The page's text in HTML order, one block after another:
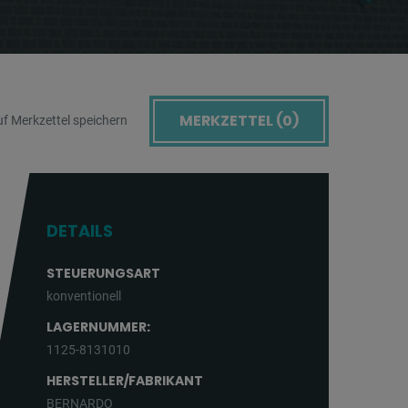
Merkzettel speichern MERKZETTEL (0)
DETAILS
STEUERUNGSART
konventionell
LAGERNUMMER:
1125-8131010
HERSTELLER/FABRIKANT
BERNARDO